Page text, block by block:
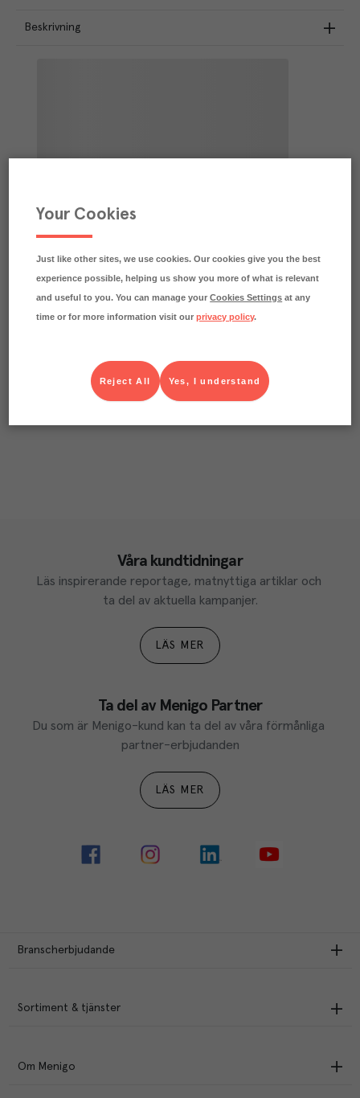
Beskrivning
Våra kundtidningar
Läs inspirerande reportage, matnyttiga artiklar och
ta del av aktuella kampanjer.
LÄS MER
Ta del av Menigo Partner
Du som är Menigo-kund kan ta del av våra förmånliga
partner-erbjudanden
LÄS MER
Branscherbjudande
Sortiment & tjänster
Om Menigo
Your Cookies
Just like other sites, we use cookies. Our cookies give you the best
experience possible, helping us show you more of what is relevant
and useful to you. You can manage yourCookies Settings at any
time or for more information visit ourprivacy policy.
Yes, I understand
Reject All